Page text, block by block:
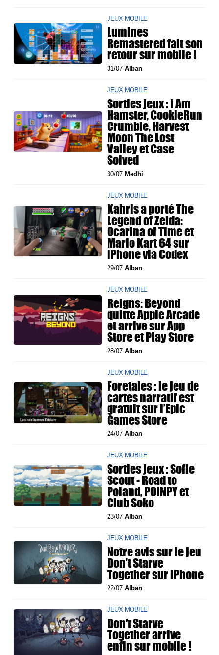
JEUX MOBILE
Lumines
Remastered fait son
retour sur mobile !
31/07Alban
JEUX MOBILE
Sorties jeux : I Am
Hamster, CookieRun
Crumble, Harvest
Moon The Lost
Valley et Case
Solved
30/07Medhi
JEUX MOBILE
Kahris a porté The
Legend of Zelda:
Ocarina of Time et
Mario Kart 64 sur
iPhone via Codex
29/07Alban
JEUX MOBILE
Reigns: Beyond
quitte Apple Arcade
et arrive sur App
Store et Play Store
28/07Alban
JEUX MOBILE
Foretales : le jeu de
cartes narratif est
gratuit sur l’Epic
Games Store
24/07Alban
JEUX MOBILE
Sorties jeux : Sofie
Scout - Road to
Poland, POINPY et
Club Soko
23/07Alban
JEUX MOBILE
Notre avis sur le jeu
Don’t Starve
Together sur iPhone
22/07Alban
JEUX MOBILE
Don't Starve
Together arrive
enfin sur mobile !